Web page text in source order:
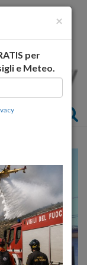
×
per
e Meteo.